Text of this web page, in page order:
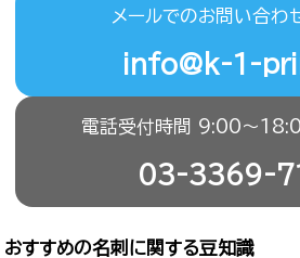
メールでのお問い合わ
info@k-1-
電話受付時間 9:00〜18:00
03-3369-
おすすめの名刺に関する豆知識